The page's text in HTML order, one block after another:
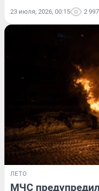
23 июля, 2026, 00:15 2 997
ЛЕТО
МЧС